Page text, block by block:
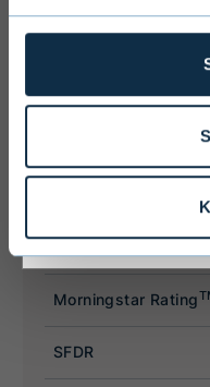
license. Users
personally
I